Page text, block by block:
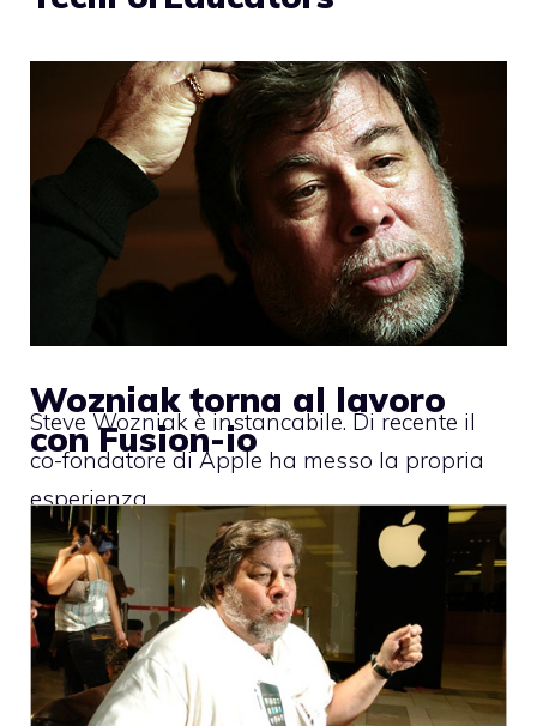
Steve Wozniak è instancabile. Di recente il
co-fondatore di Apple ha messo la propria
esperienza
Wozniak torna al lavoro
con Fusion-io